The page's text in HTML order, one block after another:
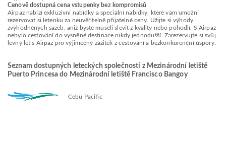
Cenově dostupná cena vstupenky bez kompromisů
Airpaz nabízí exkluzivní nabídky a speciální nabídky, které vám umožní
rezervovat si letenku za neuvěřitelně přijatelné ceny. Užijte si výhody
zvýhodněných sazeb, aniž byste museli slevit z kvality nebo pohodlí. S Airpaz
nebylo cestování do vysněné destinace nikdy jednodušší. Zarezervujte si svůj
levný let s Airpaz pro výjimečný zážitek z cestování a bezkonkurenční úspory.
Seznam dostupných leteckých společností z Mezinárodní letiště
Puerto Princesa do Mezinárodní letiště Francisco Bangoy
Cebu Pacific